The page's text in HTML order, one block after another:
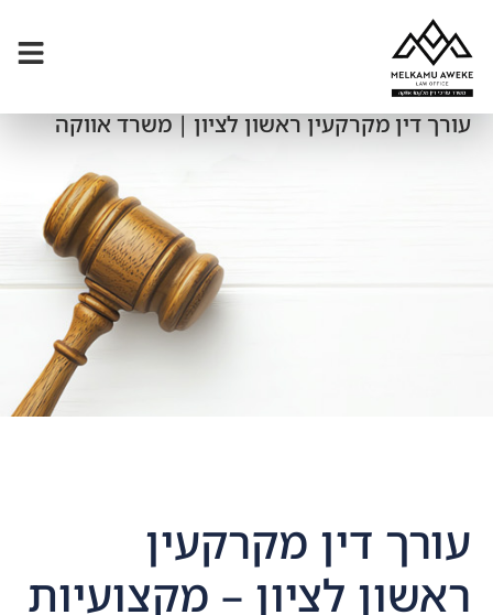
עורך דין מקרקעין ראשון לציון | משרד אווקה
עורך דין מקרקעין
ראשון לציון – מקצועיות